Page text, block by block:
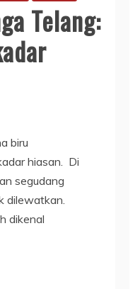
Telang:
biru
hiasan. Di
segudang
dilewatkan.
dikenal